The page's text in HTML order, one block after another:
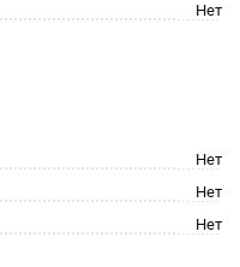
Нет
Нет
Нет
Нет